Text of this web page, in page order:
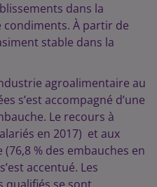
dans la
À partir de
stable dans la
agroalimentaire au
s’est accompagné d’une
Le recours à
en 2017) et aux
% des embauches en
accentué. Les